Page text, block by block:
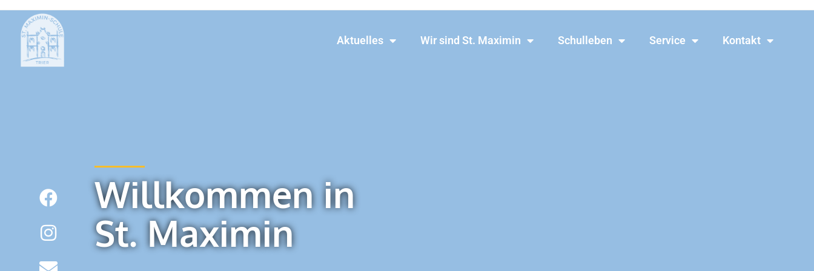
Aktuelles Wir sind St. Maximin Schulleben Service Kontakt
Willkommen in
St. Maximin